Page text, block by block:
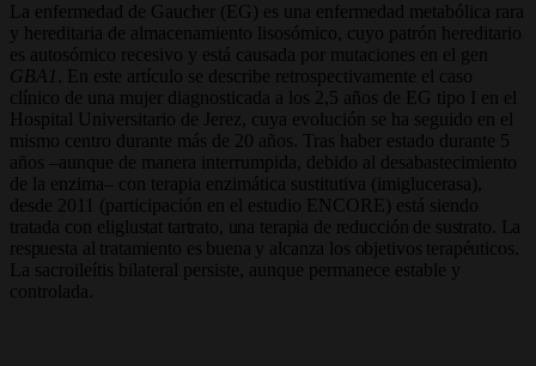
La enfermedad de Gaucher (EG) es una enfermedad metabólica rara
y hereditaria de almacenamiento lisosómico, cuyo patrón hereditario
es autosómico recesivo y está causada por mutaciones en el gen
GBA1
. En este artículo se describe retrospectivamente el caso
clínico de una mujer diagnosticada a los 2,5 años de EG tipo I en el
Hospital Universitario de Jerez, cuya evolución se ha seguido en el
mismo centro durante más de 20 años. Tras haber estado durante 5
años –aunque de manera interrumpida, debido al desabastecimiento
de la enzima– con terapia enzimática sustitutiva (imiglucerasa),
desde 2011 (participación en el estudio ENCORE) está siendo
tratada con eli glustat tartrato, una terapia de reducción de sustrato. La
respuesta al tratamiento es buena y alcanza los objetivos terapéuticos.
La sacroileítis bilateral persiste, aunque permanece estable y
controlada.